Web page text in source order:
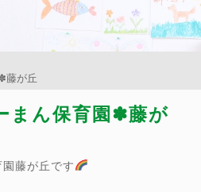
藤が丘
まん保育園✽藤が
藤が丘です